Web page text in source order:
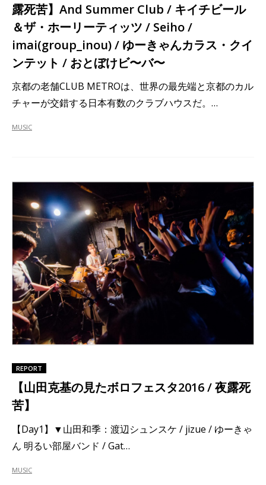
露死苦】And Summer Club / キイチビール
＆ザ・ホーリーティッツ / Seiho /
imai(group_inou) / ゆーきゃんカラス・クイ
ンテット / おとぼけビ〜バ〜
京都の老舗CLUB METROは、世界の最先端と京都のカル
チャーが交錯する日本有数のクラブハウスだ。…
MUSIC
REPORT
【山田克基の見たボロフェスタ2016 / 夜露死
苦】
【Day1】▼山田和季：渡辺シュンスケ / jizue / ゆーきゃ
ん 明るい部屋バンド / Gat…
MUSIC